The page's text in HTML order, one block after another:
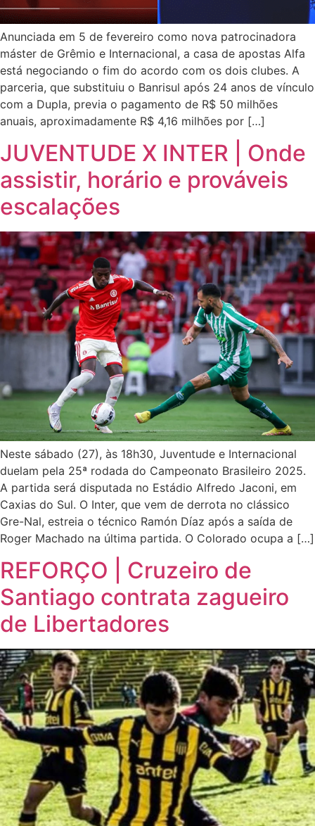
Anunciada em 5 de fevereiro como nova patrocinadora
máster de Grêmio e Internacional, a casa de apostas Alfa
está negociando o fim do acordo com os dois clubes. A
parceria, que substituiu o Banrisul após 24 anos de vínculo
com a Dupla, previa o pagamento de R$ 50 milhões
anuais, aproximadamente R$ 4,16 milhões por […]
JUVENTUDE X INTER | Onde
assistir, horário e prováveis
escalações
Neste sábado (27), às 18h30, Juventude e Internacional
duelam pela 25ª rodada do Campeonato Brasileiro 2025.
A partida será disputada no Estádio Alfredo Jaconi, em
Caxias do Sul. O Inter, que vem de derrota no clássico
Gre-Nal, estreia o técnico Ramón Díaz após a saída de
Roger Machado na última partida. O Colorado ocupa a […]
REFORÇO | Cruzeiro de
Santiago contrata zagueiro
de Libertadores